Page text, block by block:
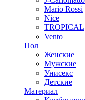
Mario Rossi
Nice
TROPICAL
Vento
Пол
Женские
Мужские
Унисекс
Детские
Материал